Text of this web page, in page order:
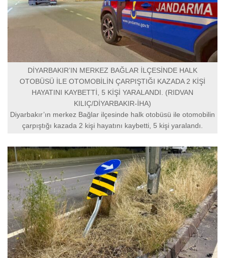
DİYARBAKIR’IN MERKEZ BAĞLAR İLÇESİNDE HALK
OTOBÜSÜ İLE OTOMOBİLİN ÇARPIŞTIĞI KAZADA 2 KİŞİ
HAYATINI KAYBETTİ, 5 KİŞİ YARALANDI. (RIDVAN
KILIÇ/DİYARBAKIR-İHA)
Diyarbakır’ın merkez Bağlar ilçesinde halk otobüsü ile otomobilin
çarpıştığı kazada 2 kişi hayatını kaybetti, 5 kişi yaralandı.